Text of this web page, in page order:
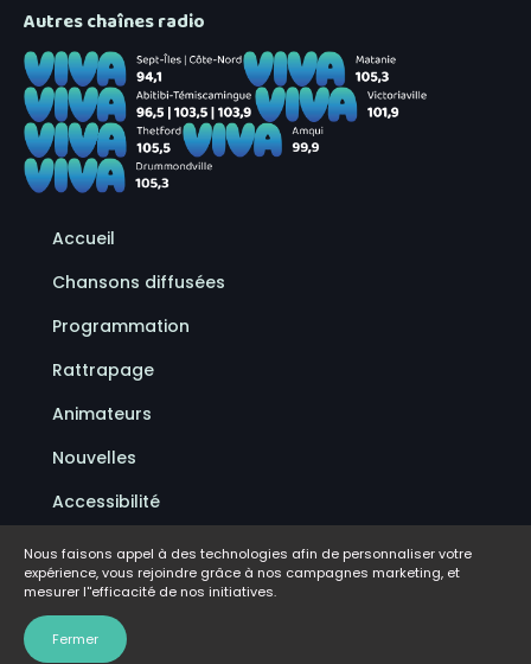
Autres chaînes radio
Accueil
Chansons diffusées
Programmation
Rattrapage
Animateurs
Nouvelles
Accessibilité
Politique de confidentialité
Conditions d'utilisation
FAQ
Nous faisons appel à des technologies afin de personnaliser votre
expérience, vous rejoindre grâce à nos campagnes marketing, et
mesurer l''efficacité de nos initiatives.
Fermer